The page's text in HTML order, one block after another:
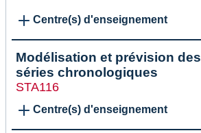
Centre(s) d'enseignement
Modélisation et prévision des
séries chronologiques
STA116
Centre(s) d'enseignement